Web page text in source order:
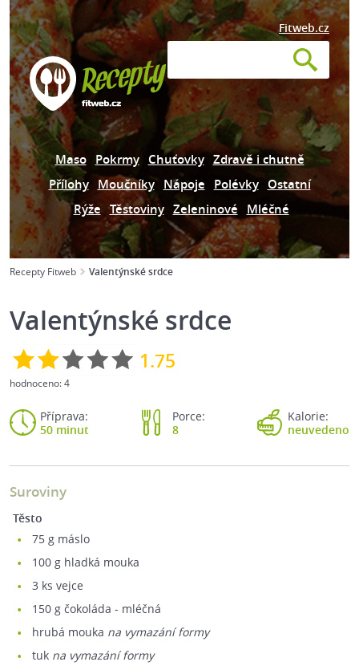
Fitweb.cz
Maso Pokrmy Chuťovky Zdravě i chutně
Přílohy Moučníky Nápoje Polévky Ostatní
Rýže Těstoviny Zeleninové Mléčné
Recepty Fitweb Valentýnské srdce
Valentýnské srdce
1.75
hodnoceno:4
Příprava:
50 minut
Porce:
8
Kalorie:
neuvedeno
Suroviny
Těsto
75 g máslo
100 g hladká mouka
3 ks vejce
150 g čokoláda - mléčná
hrubá mouka na vymazání formy
tuk na vymazání formy